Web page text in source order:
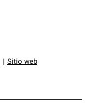
Sitio web